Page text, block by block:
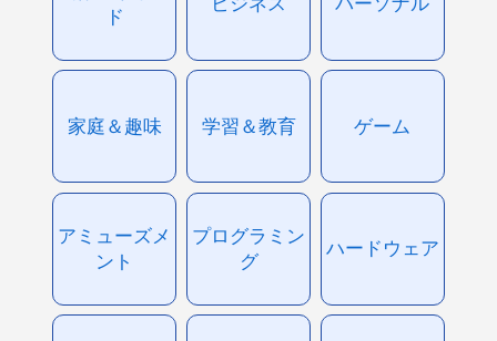
ド
家庭＆趣味 学習＆教育 ゲーム
アミューズメ
ント
プログラミン
グ
ハードウェア